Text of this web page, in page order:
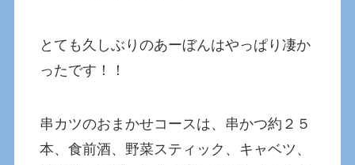
とても久しぶりのあーぼんはやっぱり凄か
ったです！！
串カツのおまかせコースは、串かつ約２５
本、食前酒、野菜スティック、キャベツ、